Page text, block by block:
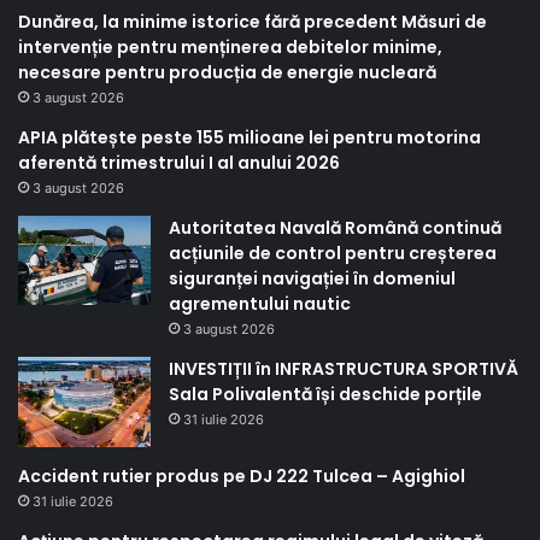
Dunărea, la minime istorice fără precedent Măsuri de
intervenție pentru menținerea debitelor minime,
necesare pentru producția de energie nucleară
3 august 2026
APIA plătește peste 155 milioane lei pentru motorina
aferentă trimestrului I al anului 2026
3 august 2026
Autoritatea Navală Română continuă
acțiunile de control pentru creșterea
siguranței navigației în domeniul
agrementului nautic
3 august 2026
INVESTIȚII în INFRASTRUCTURA SPORTIVĂ
Sala Polivalentă își deschide porțile
31 iulie 2026
Accident rutier produs pe DJ 222 Tulcea – Agighiol
31 iulie 2026